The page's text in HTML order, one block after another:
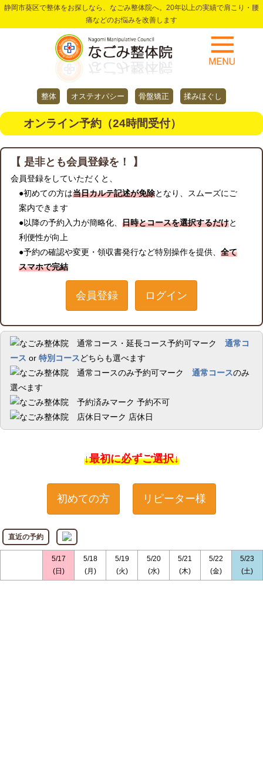
静岡市葵区で整体をお探しなら、なごみ整体院へ。20年以上の実績で肩こり・腰
痛などのお悩みを改善します
整体 オステオパシー 骨盤矯正 揉みほぐし
オンライン予約（24時間受付）
【 是非とも会員登録を！ 】
会員登録をしていただくと、
●初めての方は当日カルテ記述が免除となり、スムーズにご
案内できます
●以降の予約入力が簡略化、 日時とコースを選択するだけと
利便性が向上
●予約の確認や変更・領収書発行など特別操作を提供、 全て
スマホで完結
会員登録 ログイン
通常コ
ース or 特別コースどちらも選べます
通常コースのみ
選べます
予約不可
店休日
↓最初に必ずご選択↓
初めての方 リピーター様
直近の予約
5/17
(日)
5/18
(月)
5/19
(火)
5/20
(水)
5/21
(木)
5/22
(金)
5/23
(土)